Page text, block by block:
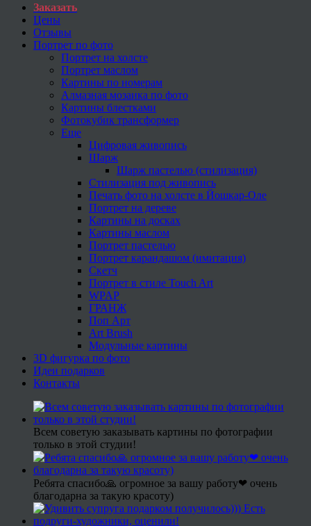
Заказать
Цены
Отзывы
Портрет по фото
Портрет на холсте
Портрет маслом
Картины по номерам
Алмазная мозаика по фото
Картины блестками
Фотокубик трансформер
Еще
Цифровая живопись
Шарж
Шарж пастелью (стилизация)
Стилизация под живопись
Печать фото на холсте в Йошкар-Оле
Портрет на дереве
Картины на досках
Картины маслом
Портрет пастелью
Портрет карандашом (имитация)
Скетч
Портрет в стиле Touch Art
WPAP
ГРАНЖ
Поп Арт
Art Brush
Модульные картины
3D фигурка по фото
Идеи подарков
Контакты
Всем советую заказывать картины по фотографии
только в этой студии!
Ребята спасибо🙏 огромное за вашу работу❤ очень
благодарна за такую красоту)